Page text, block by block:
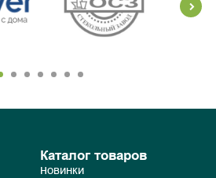
Каталог товаров
Новинки